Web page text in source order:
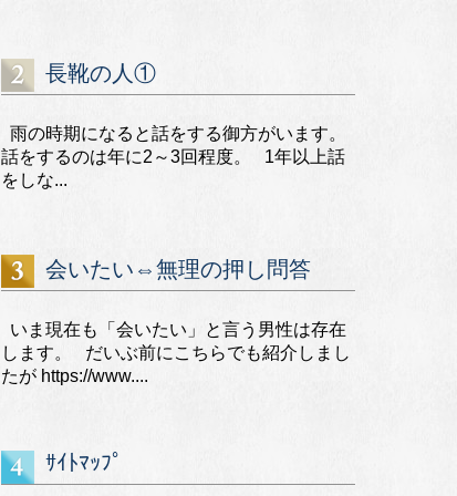
長靴の人①
雨の時期になると話をする御方がいます。
話をするのは年に2～3回程度。 1年以上話
をしな...
会いたい⇔無理の押し問答
いま現在も「会いたい」と言う男性は存在
します。 だいぶ前にこちらでも紹介しまし
たが https://www....
ｻｲﾄﾏｯﾌﾟ